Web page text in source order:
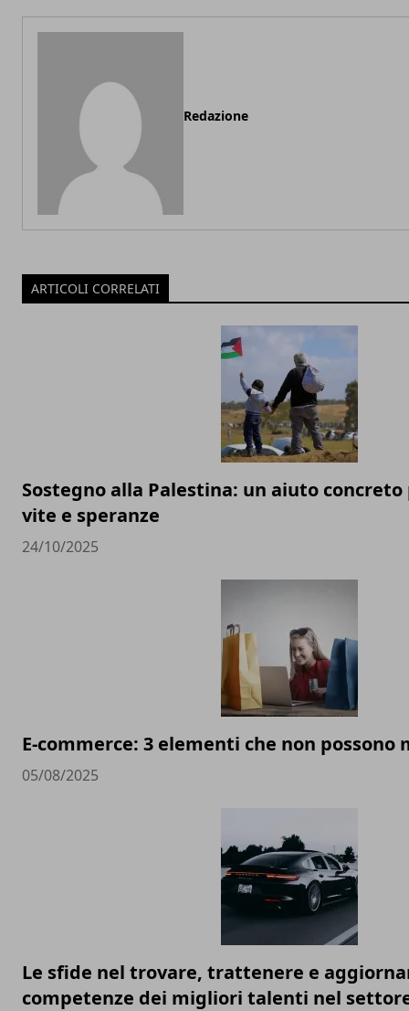
Redazione
ARTICOLI CORRELATI
Sostegno alla Palestina: un aiuto
vite e speranze
24/10/2025
E-commerce: 3 elementi che non possono
05/08/2025
Le sfide nel trovare, trattenere e
competenze dei migliori talenti nel